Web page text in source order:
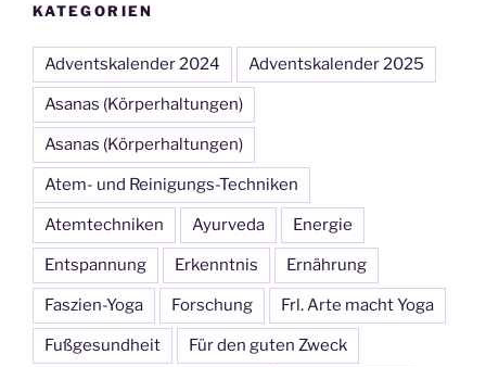
KATEGORIEN
Adventskalender 2024 Adventskalender 2025
Asanas (Körperhaltungen)
Asanas (Körperhaltungen)
Atem- und Reinigungs-Techniken
Atemtechniken Ayurveda Energie
Entspannung Erkenntnis Ernährung
Faszien-Yoga Forschung Frl. Arte macht Yoga
Fußgesundheit Für den guten Zweck